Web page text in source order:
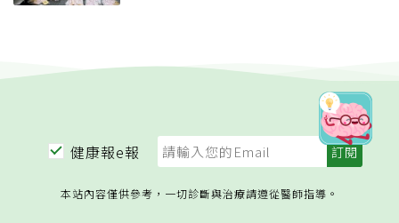
健康報e報
本站內容僅供參考，一切診斷與治療請遵從醫師指導。